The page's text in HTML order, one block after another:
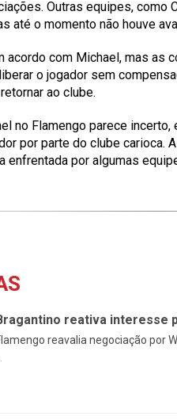
Outras equipes, como
até o momento não houve
acordo com Michael, mas as
o jogador sem
ao clube.
no Flamengo parece
por parte do clube carioca.
enfrentada por algumas
reativa interesse
reavalia negociação por